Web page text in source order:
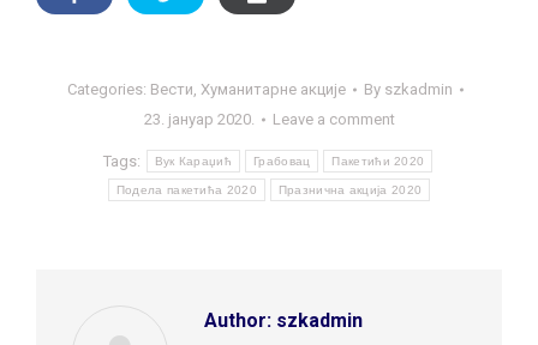
Categories: Вести, Хуманитарне акције By szkadmin
23. јануар 2020.
Leave a comment
Tags: Вук Караџић Грабовац Пакетићи 2020
Подела пакетића 2020 Празнична акција 2020
Author: szkadmin